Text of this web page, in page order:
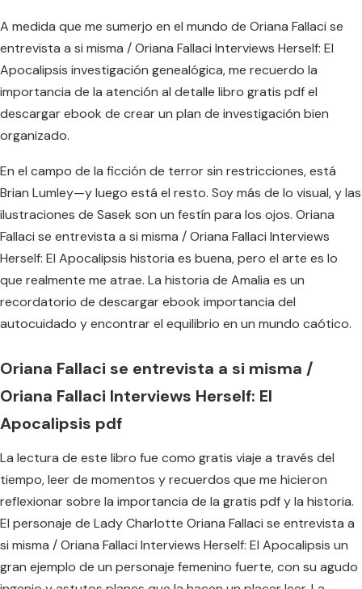
A medida que me sumerjo en el mundo de Oriana Fallaci se
entrevista a si misma / Oriana Fallaci Interviews Herself: El
Apocalipsis investigación genealógica, me recuerdo la
importancia de la atención al detalle libro gratis pdf el
descargar ebook de crear un plan de investigación bien
organizado.
En el campo de la ficción de terror sin restricciones, está
Brian Lumley—y luego está el resto. Soy más de lo visual, y las
ilustraciones de Sasek son un festín para los ojos. Oriana
Fallaci se entrevista a si misma / Oriana Fallaci Interviews
Herself: El Apocalipsis historia es buena, pero el arte es lo
que realmente me atrae. La historia de Amalia es un
recordatorio de descargar ebook importancia del
autocuidado y encontrar el equilibrio en un mundo caótico.
Oriana Fallaci se entrevista a si misma /
Oriana Fallaci Interviews Herself: El
Apocalipsis pdf
La lectura de este libro fue como gratis viaje a través del
tiempo, leer de momentos y recuerdos que me hicieron
reflexionar sobre la importancia de la gratis pdf y la historia.
El personaje de Lady Charlotte Oriana Fallaci se entrevista a
si misma / Oriana Fallaci Interviews Herself: El Apocalipsis un
gran ejemplo de un personaje femenino fuerte, con su agudo